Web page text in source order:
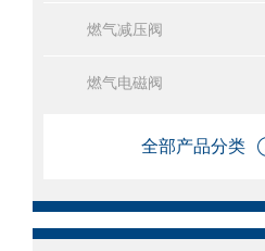
燃气减压阀
燃气电磁阀
全部产品分类